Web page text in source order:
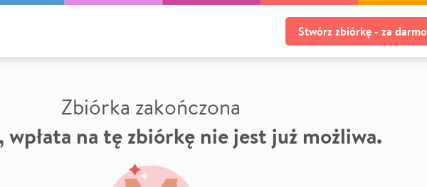
Stwórz zbiórkę - za darmo
Zbiórka zakończona
na tę zbiórkę nie jest już możliwa.